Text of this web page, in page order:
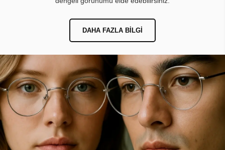
DAHA FAZLA BILGI